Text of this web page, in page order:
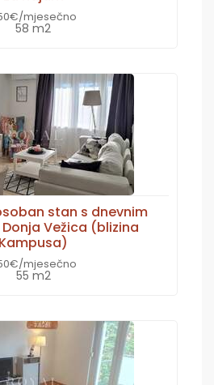
mjesečno
58 m2
stan s dnevnim
Vežica (blizina
Kampusa)
mjesečno
55 m2